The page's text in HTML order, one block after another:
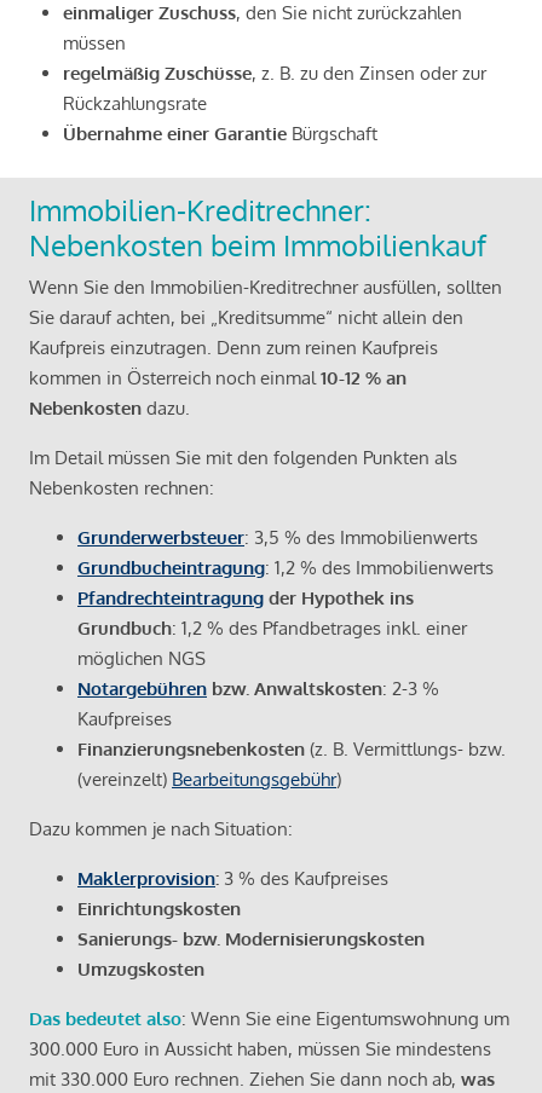
einmaliger Zuschuss, den Sie nicht zurückzahlen
müssen
regelmäßig Zuschüsse, z. B. zu den Zinsen oder zur
Rückzahlungsrate
Übernahme einer Garantie Bürgschaft
Immobilien-Kreditrechner:
Nebenkosten beim Immobilienkauf
Wenn Sie den Immobilien-Kreditrechner ausfüllen, sollten
Sie darauf achten, bei „Kreditsumme“ nicht allein den
Kaufpreis einzutragen. Denn zum reinen Kaufpreis
kommen in Österreich noch einmal10-12 % an
Nebenkosten dazu.
Im Detail müssen Sie mit den folgenden Punkten als
Nebenkosten rechnen:
Grunderwerbsteuer: 3,5 % des Immobilienwerts
Grundbucheintragung: 1,2 % des Immobilienwerts
Pfandrechteintragung der Hypothek ins
Grundbuch: 1,2 % des Pfandbetrages inkl. einer
möglichen NGS
Notargebühren bzw. Anwaltskosten: 2-3 %
Kaufpreises
Finanzierungsnebenkosten (z. B. Vermittlungs- bzw.
(vereinzelt) Bearbeitungsgebühr)
Dazu kommen je nach Situation:
Maklerprovision: 3 % des Kaufpreises
Einrichtungskosten
Sanierungs- bzw. Modernisierungskosten
Umzugskosten
Das bedeutet also: Wenn Sie eine Eigentumswohnung um
300.000 Euro in Aussicht haben, müssen Sie mindestens
mit 330.000 Euro rechnen. Ziehen Sie dann noch ab, was